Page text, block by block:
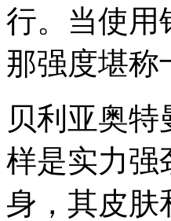
行。当使用
那强度堪称
贝利亚奥
样是实力强
身，其皮肤